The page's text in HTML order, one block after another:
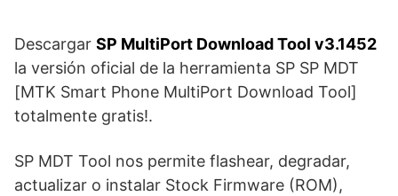
Descargar SP MultiPort Download Tool v3.1452
la versión oficial de la herramienta SP SP MDT
[MTK Smart Phone MultiPort Download Tool]
totalmente gratis!.
SP MDT Tool nos permite flashear, degradar,
actualizar o instalar Stock Firmware (ROM),